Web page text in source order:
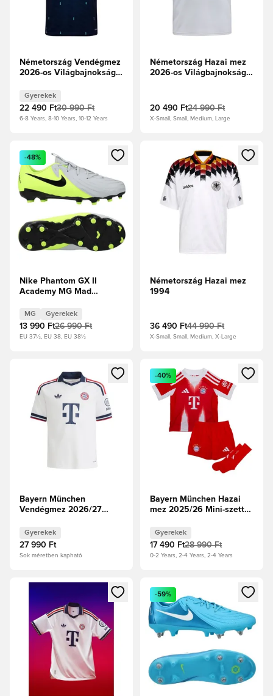
Németország Vendégmez
2026-os Világbajnokság
Gyerekek
22 490 Ft30 990 Ft
6-8 Years, 8-10 Years, 10-12 Years
Németország Hazai mez
2026-os Világbajnokság
20 490 Ft24 990 Ft
X-Small, Small, Medium, Large
Megnyit egy modált a bejelentkezéshez vagy a tagként
-48%
Nike Phantom GX II
Academy MG Mad
ezüst/Fekete/Volt Gyerek
MG Gyerekek
13 990 Ft26 990 Ft
EU 37½, EU 38, EU 38½
Megnyit egy modált a
Németország Hazai mez
1994
36 490 Ft44 990 Ft
X-Small, Small, Medium, X-Large
Megnyit egy modált a bejelentkezéshez vagy a tagként
Bayern München
Vendégmez 2026/27
Gyerekek
27 990 Ft
Sok méretben kapható
Megnyit egy modált a
-40%
Bayern München Hazai
mez 2025/26 Mini-szett
Gyerekek
17 490 Ft28 990 Ft
0-2 Years, 2-4 Years, 2-4 Years
Megnyit egy modált a bejelentkezéshez vagy a tagként
Megnyit egy modált a
-59%